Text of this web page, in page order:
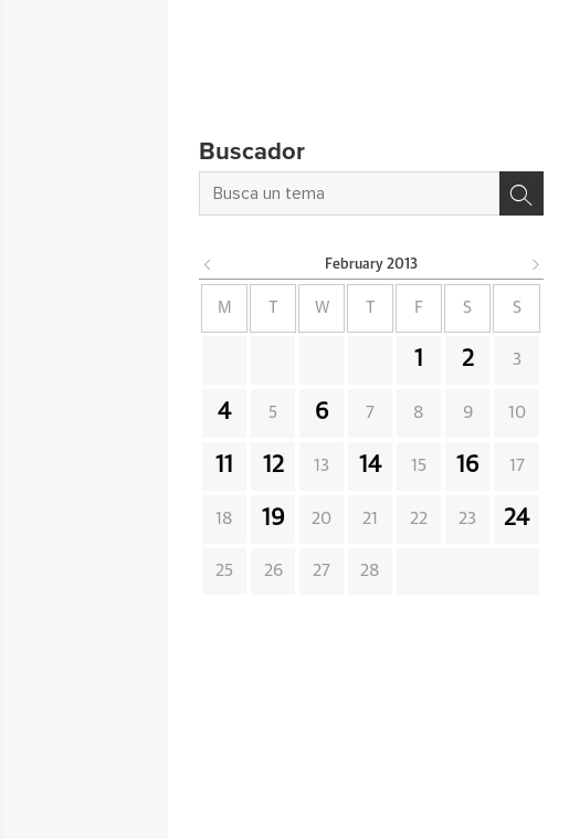
Buscador
February 2013
M W F S S
1 2 3
4 5 6 7 8 9 10
11 12 13 14 15 16 17
18 19 20 21 22 23 24
25 26 27 28